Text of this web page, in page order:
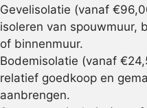
Gevelisolatie (vanaf
isoleren van spouwmuur,
of binnenmuur.
Bodemisolatie (vanaf
relatief goedkoop en
aanbrengen.